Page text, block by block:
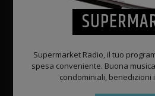
Supermarket Radio, il tuo
spesa conveniente. Buona
condominiali, benedizioni